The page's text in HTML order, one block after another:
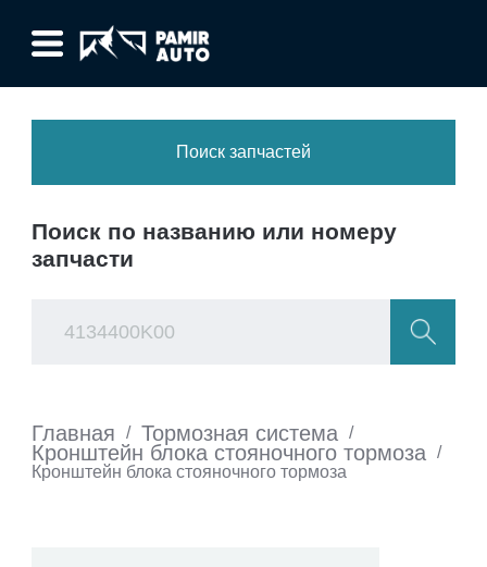
Поиск запчастей
Поиск по названию или номеру
запчасти
Главная / Тормозная система /
Кронштейн блока стояночного тормоза /
Кронштейн блока стояночного тормоза